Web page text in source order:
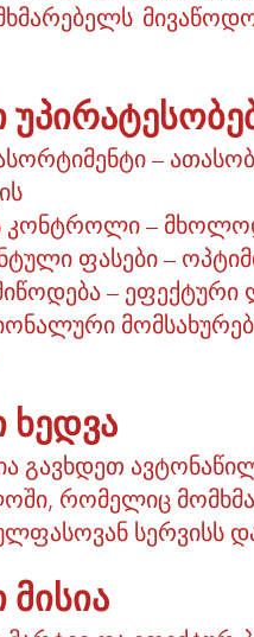
–
კონტროლი –
ფასები –
–
ხედვა
გავხდეთ
რომელიც
სერვისს
მისია